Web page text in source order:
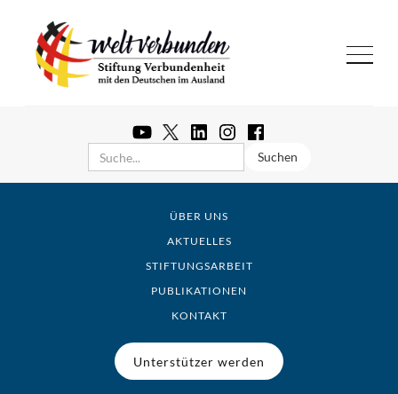
ÜBER UNS
AKTUELLES
STIFTUNGSARBEIT
PUBLIKATIONEN
KONTAKT
Unterstützer werden